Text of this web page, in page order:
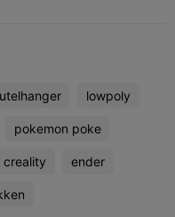
lowpoly
pokemon poke
creality ender